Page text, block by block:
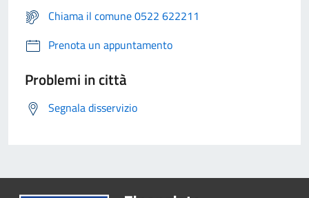
Chiama il comune 0522 622211
Prenota un appuntamento
Problemi in città
Segnala disservizio